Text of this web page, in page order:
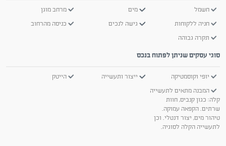
חשמל מים
מרחב מוגן
חניה ללקוחות
גישה לנכים
כניסה מהרחוב
תקרה גבוהה
סוגי עסקים שניתן לפתוח בנכס
יופי וקוסמטיקה ייצור ותעשייה
הייטק
המבנה מתאים לתעשייה
קלה: כגון קנביס, חוות
שרתים. הקפאה עמוקה.
טיהור מים, יצור דנטלי. וכן
לתעשייה הקלה לסוגיה.